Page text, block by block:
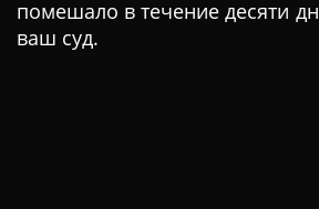
помешало в течение десяти
ваш суд.